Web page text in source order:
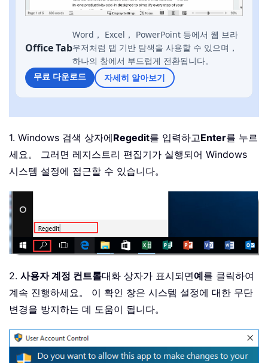
Office Tab
Word， Excel， PowerPoint 등에서 웹 브라
우저처럼 탭 기반 탐색을 사용할 수 있으며，
하나의 창에서 부드럽게 전환됩니다。
무료 다운로드
자세히 알아보기
1. Windows 검색 상자에Regedit를 입력하고Enter를 누르
세요。 그러면 레지스트리 편집기가 실행되어 Windows
시스템 설정에 접근할 수 있습니다。
2. 사용자 계정 컨트롤대화 상자가 표시되면예를 클릭하여
계속 진행하세요。 이 확인 창은 시스템 설정에 대한 무단
변경을 방지하는 데 도움이 됩니다。